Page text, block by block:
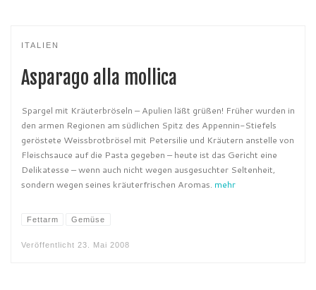
ITALIEN
Asparago alla mollica
Spargel mit Kräuterbröseln – Apulien läßt grüßen! Früher wurden in
den armen Regionen am südlichen Spitz des Appennin-Stiefels
geröstete Weissbrotbrösel mit Petersilie und Kräutern anstelle von
Fleischsauce auf die Pasta gegeben – heute ist das Gericht eine
Delikatesse – wenn auch nicht wegen ausgesuchter Seltenheit,
sondern wegen seines kräuterfrischen Aromas. mehr
Fettarm Gemüse
Veröffentlicht 23. Mai 2008